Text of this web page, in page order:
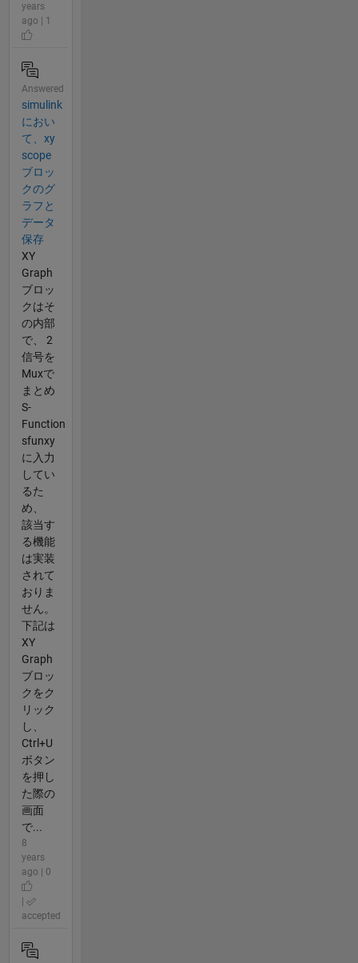
years
ago | 1
Answered
simulink
におい
て、xy
scope
ブロッ
クのグ
ラフと
データ
保存
XY
Graph
ブロッ
クはそ
の内部
で、 2
信号を
Muxで
まとめ
S-
Function
sfunxy
に入力
してい
るた
め、
該当す
る機能
は実装
されて
おりま
せん。
下記は
XY
Graph
ブロッ
クをク
リック
し、
Ctrl+U
ボタン
を押し
た際の
画面
で...
8
years
ago | 0
accepted